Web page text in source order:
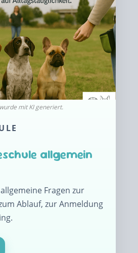
allgemein
Fragen zur
Ablauf, zur Anmeldung